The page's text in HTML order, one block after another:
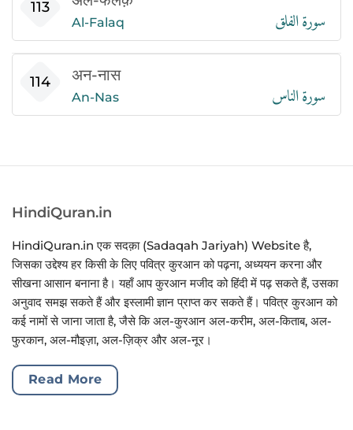
113
Al-Falaq سورة الفلق
114 अन-नास
An-Nas سورة الناس
HindiQuran.in
HindiQuran.in एक सदक़ा (Sadaqah Jariyah) Website है,
जिसका उद्देश्य हर किसी के लिए पवित्र कुरआन को पढ़ना, अध्ययन करना और
सीखना आसान बनाना है। यहाँ आप कुरआन मजीद को हिंदी में पढ़ सकते हैं, उसका
अनुवाद समझ सकते हैं और इस्लामी ज्ञान प्राप्त कर सकते हैं। पवित्र कुरआन को
कई नामों से जाना जाता है, जैसे कि अल-कुरआन अल-करीम, अल-किताब, अल-
फुरकान, अल-मौइज़ा, अल-ज़िक्र और अल-नूर।
Read More